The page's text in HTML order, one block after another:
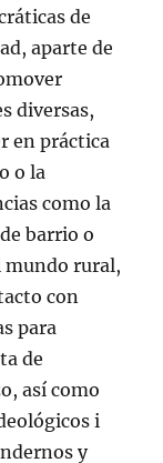
de
aparte de
diversas,
en práctica
o la
como la
barrio o
mundo rural,
con
para
de
así como
i
y